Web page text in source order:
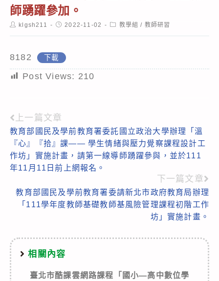
師踴躍參加。
Postklgsh211
Post2022-11-02
Post教學組 / 教師研習
8182 下載
Post Views: 210
Read
more
articles
上一篇文章
教育部國民及學前教育署委託國立政治大學辦理「溫
『心』『拾』課—— 學生情緒與壓力覺察課程設計工
作坊」實施計畫，請第一線導師踴躍參與，並於111
年11月11日前上網報名。
下一篇文章
教育部國民及學前教育署委請新北市政府教育局辦理
「111學年度教師基礎教師基風險管理課程初階工作
坊」實施計畫。
相關內容
臺北市酷課雲網路課程「國小—高中數位學